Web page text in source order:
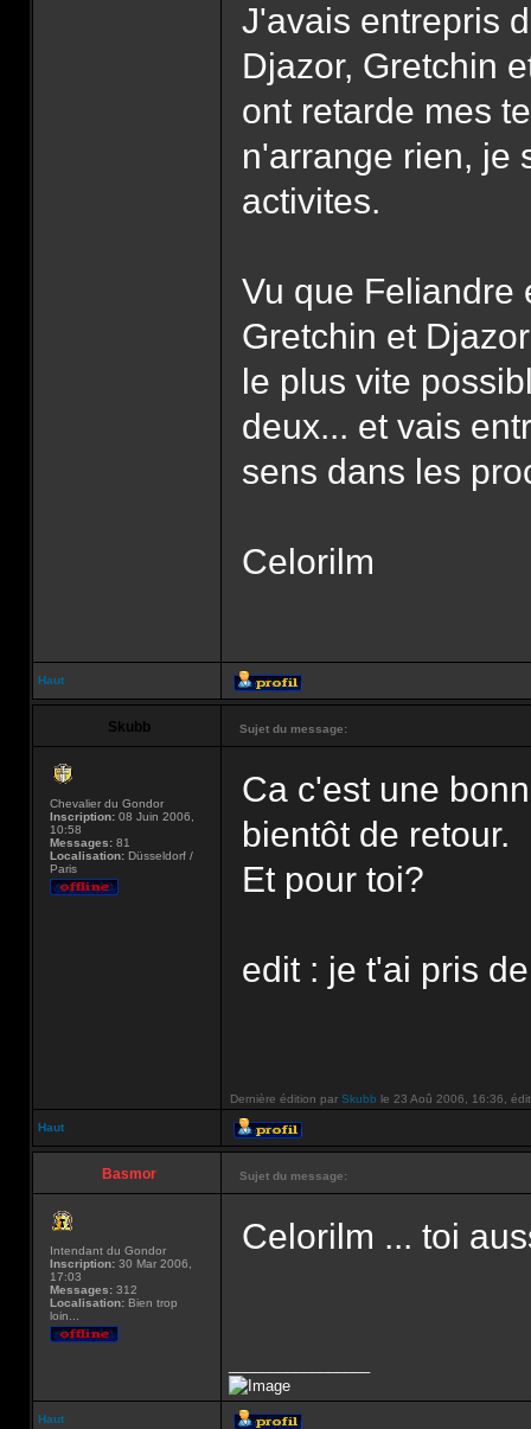
J'avais entrepris
Djazor, Gretchin
ont retarde mes
n'arrange rien, je
activites.
Vu que Feliandre
Gretchin et
le plus vite
deux... et vais
sens dans les
Celorilm
Haut
Skubb Sujet du message:
Chevalier du Gondor
Inscription: 08 Juin 2006,
10:58
Messages: 81
Localisation: Düsseldorf /
Paris
Ca c'est une
bientôt de retour.
Et pour toi?
edit : je t'ai pris
Dernière édition par Skubb le 23 Aoû 2006, 16:36,
Haut
Basmor Sujet du message:
Intendant du Gondor
Inscription: 30 Mar 2006,
17:03
Messages: 312
Localisation: Bien trop
loin...
Celorilm ... toi
Haut